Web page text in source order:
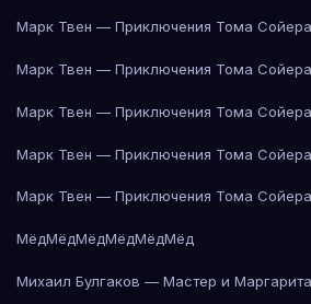
Марк Твен — Приключения Тома Сойера
Марк Твен — Приключения Тома Сойера
Марк Твен — Приключения Тома Сойера
Марк Твен — Приключения Тома Сойера
Марк Твен — Приключения Тома Сойера
МёдМёдМёдМёдМёдМёд
Михаил Булгаков — Мастер и Маргарита